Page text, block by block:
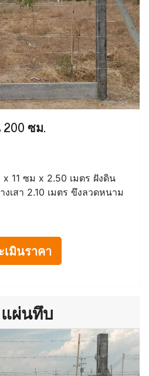
ซม.
11 ซม x 2.50 เมตร ฝังดิน
เสา 2.10 เมตร ขึงลวดหนาม
มินราคา
แผ่นทึบ